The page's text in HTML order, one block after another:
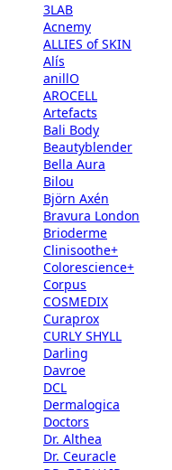
3LAB
Acnemy
ALLIES of SKIN
Alís
anillO
AROCELL
Artefacts
Bali Body
Beautyblender
Bella Aura
Bilou
Björn Axén
Bravura London
Brioderme
Clinisoothe+
Colorescience+
Corpus
COSMEDIX
Curaprox
CURLY SHYLL
Darling
Davroe
DCL
Dermalogica
Doctors
Dr. Althea
Dr. Ceuracle